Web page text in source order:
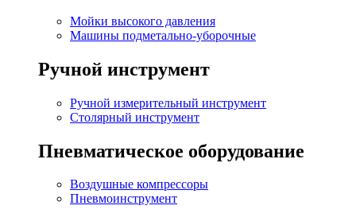
Мойки высокого давления
Машины подметально-уборочные
Ручной инструмент
Ручной измерительный инструмент
Столярный инструмент
Пневматическое оборудование
Воздушные компрессоры
Пневмоинструмент